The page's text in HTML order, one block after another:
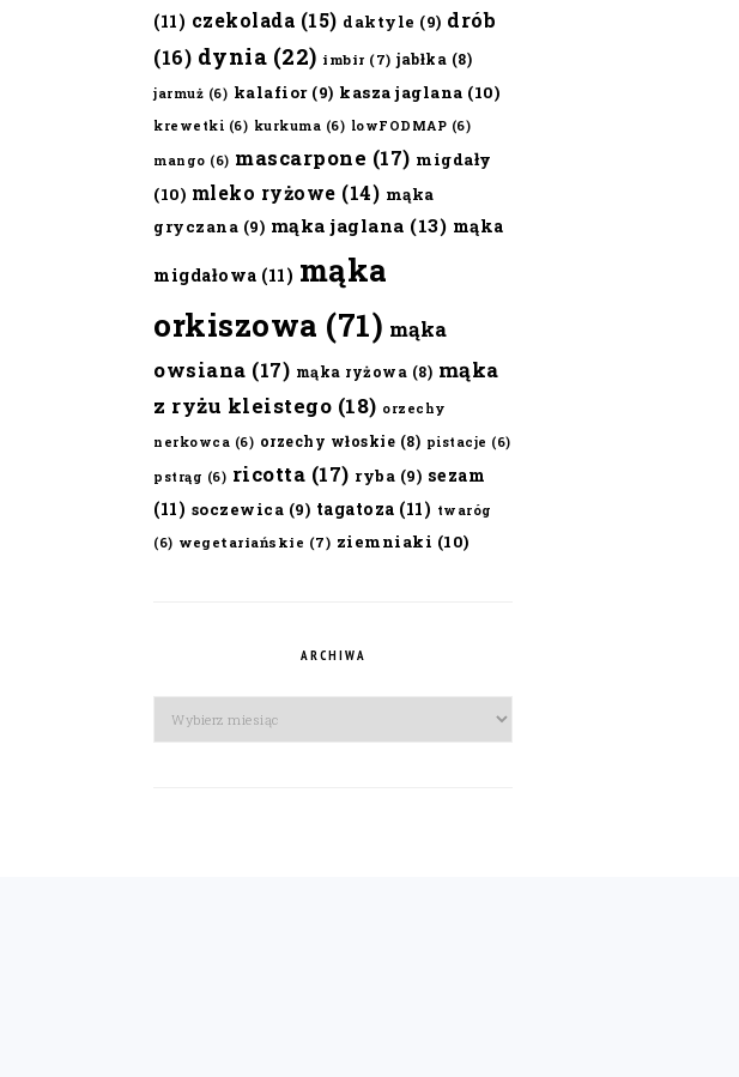
(11) czekolada (15) daktyle (9) drób
(16) dynia (22) imbir (7) jabłka (8)
jarmuż (6) kalafior(9) kasza jaglana (10)
krewetki (6) kurkuma (6) lowFODMAP (6)
mango (6) mascarpone (17) migdały
(10) mleko ryżowe (14) mąka
gryczana (9) mąka jaglana (13) mąka
migdałowa (11) mąka
orkiszowa (71) mąka
owsiana (17) mąka ryżowa (8) mąka
z ryżu kleistego (18) orzechy
nerkowca (6) orzechy włoskie (8) pistacje (6)
pstrąg (6) ricotta (17) ryba (9) sezam
(11) soczewica (9) tagatoza (11) twaróg
(6) wegetariańskie (7) ziemniaki (10)
ARCHIWA
Archiwa